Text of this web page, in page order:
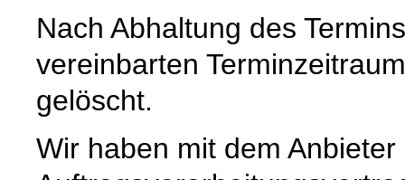
Nach Abhaltung des
vereinbarten
gelöscht.
Wir haben mit dem Anbieter